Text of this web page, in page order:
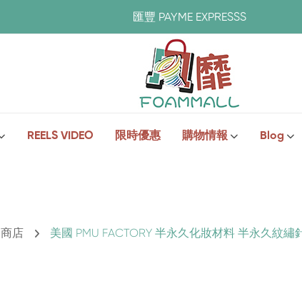
匯豐 PAYME EXPRESSS
REELS VIDEO 限時優惠 購物情報 Blog
商店 美國 PMU FACTORY 半永久化妝材料 半永久紋繡